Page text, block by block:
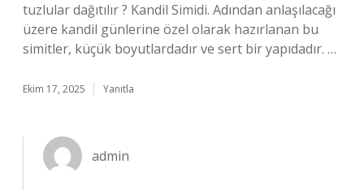
tuzlular dağıtılır ? Kandil Simidi. Adından anlaşılacağı
üzere kandil günlerine özel olarak hazırlanan bu
simitler, küçük boyutlardadır ve sert bir yapıdadır. …
Ekim 17, 2025 Yanıtla
admin